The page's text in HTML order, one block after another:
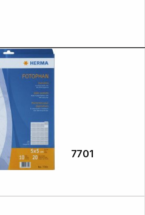
Slide pockets 5x5 10 sheets clear 7701